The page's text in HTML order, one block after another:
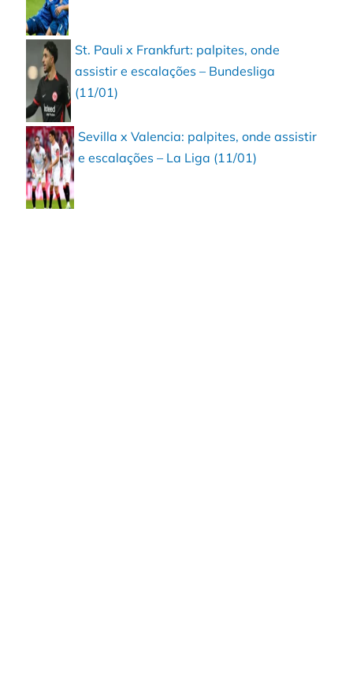
St. Pauli x Frankfurt: palpites, onde
assistir e escalações – Bundesliga
(11/01)
Sevilla x Valencia: palpites, onde assistir
e escalações – La Liga (11/01)